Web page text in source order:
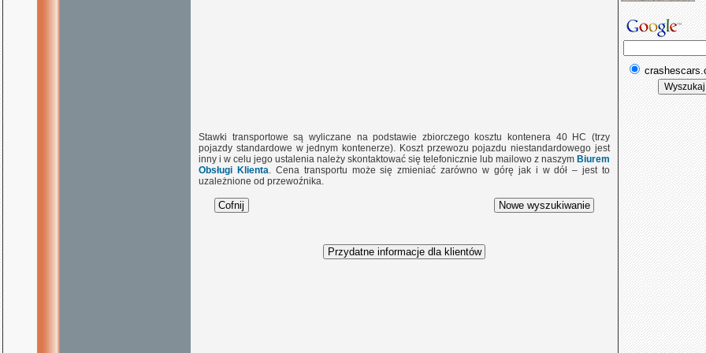
Stawki transportowe są wyliczane na podstawie zbiorczego kosztu kontenera 40 HC (trzy
pojazdy standardowe w jednym kontenerze). Koszt przewozu pojazdu niestandardowego jest
inny i w celu jego ustalenia należy skontaktować się telefonicznie lub mailowo z naszym Biurem
Obsługi Klienta. Cena transportu może się zmieniać zarówno w górę jak i w dół – jest to
uzależnione od przewoźnika.